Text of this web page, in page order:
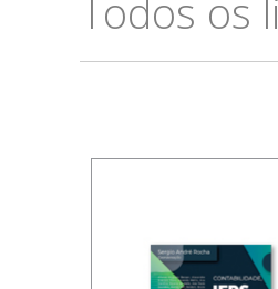
Todos os